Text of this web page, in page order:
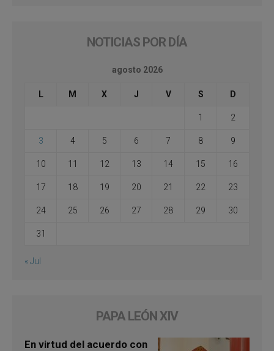
NOTICIAS POR DÍA
agosto 2026
L M X J V S D
1 2
3 4 5 6 7 8 9
10 11 12 13 14 15 16
17 18 19 20 21 22 23
24 25 26 27 28 29 30
31
« Jul
PAPA LEÓN XIV
En virtud del acuerdo con